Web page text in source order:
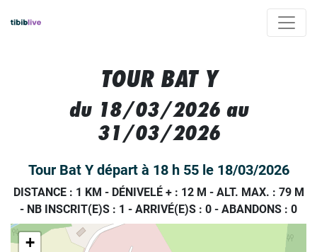
TOUR BAT Y
du 18/03/2026 au
31/03/2026
Tour Bat Y départ à 18 h 55 le 18/03/2026
DISTANCE : 1 KM - DÉNIVELÉ + : 12 M - ALT. MAX. : 79 M
- NB INSCRIT(E)S : 1 - ARRIVÉ(E)S : 0 - ABANDONS : 0
+